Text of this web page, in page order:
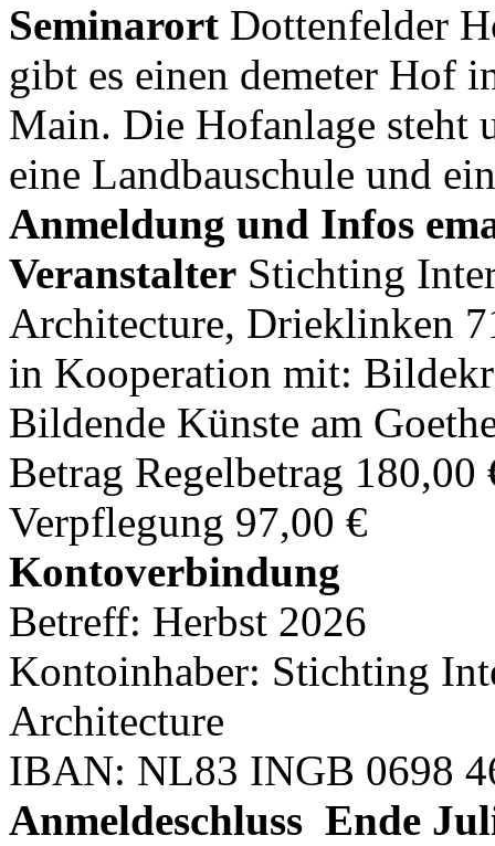
Seminarort Dottenfelder
gibt es einen demeter Hof
Main. Die Hofanlage steht
eine Landbauschule und
Anmeldung und Infos
Veranstalter Stichting
Architecture, Drieklinken
in Kooperation mit:
Bildende Künste am
Betrag Regelbetrag
Verpflegung 97,00 €
Kontoverbindung
Betreff: Herbst 2026
Kontoinhaber: Stichting
Architecture
IBAN: NL83 INGB 0698
Anmeldeschluss Ende